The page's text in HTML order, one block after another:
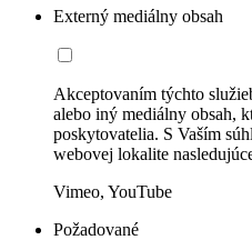
Externý mediálny obsah
Akceptovaním týchto
alebo iný mediálny obsah,
poskytovatelia. S Vaším
webovej lokalite
Vimeo, YouTube
Požadované